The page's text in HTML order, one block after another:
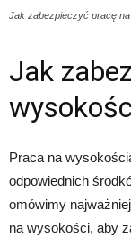
Jak zabezpieczyć pracę
Jak
Praca na
odpowiednich
omówimy
na wysokości, aby